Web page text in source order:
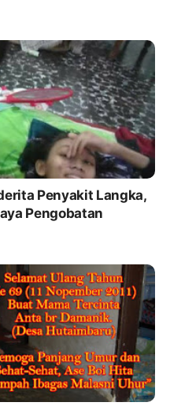
Penyakit Langka,
Pengobatan